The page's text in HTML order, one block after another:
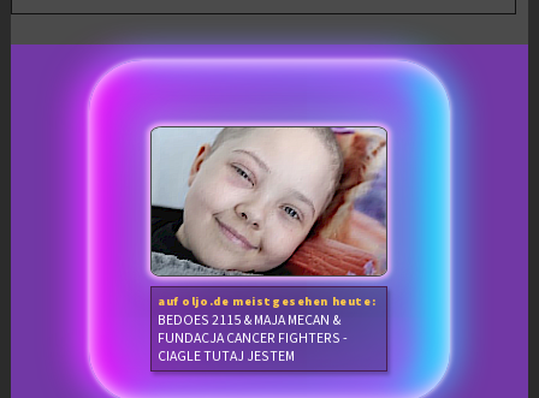
auf oljo.de meistgesehen heute:
BEDOES 2115 & MAJA MECAN &
FUNDACJA CANCER FIGHTERS -
CIAGLE TUTAJ JESTEM